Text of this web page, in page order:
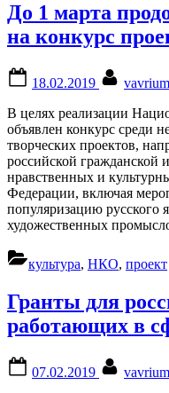
на
реализацию
творческих
в
2019
году
в
сфере
музыкального
и
театрального
искусств”
До 1 марта
на конкурс
on
18.02.2019
vavrium
В целях реализации
объявлен конкурс среди
творческих проектов,
российской гражданской
нравственных и
Федерации, включая
популяризацию русского
художественных
культура, НКО, проект
Гранты для
работающих в
on
07.02.2019
vavrium